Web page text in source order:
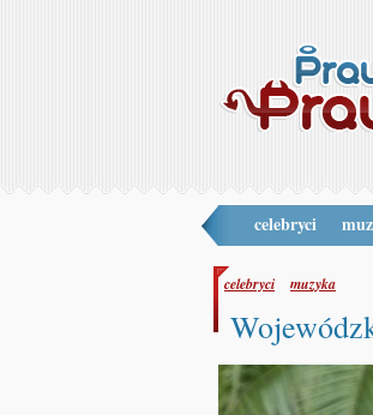
celebryci
celebryci muzyka